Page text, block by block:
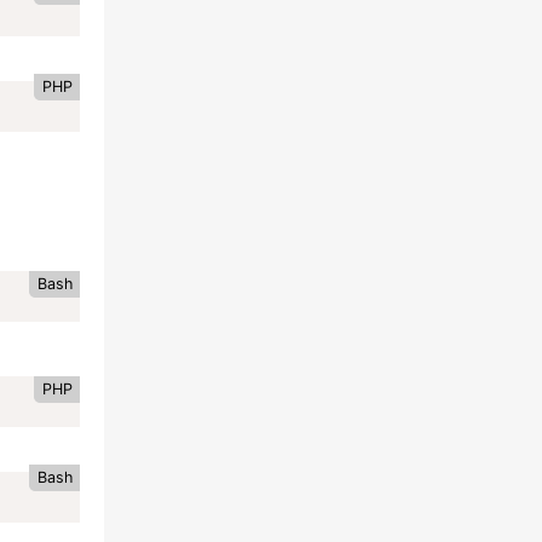
PHP
Bash
PHP
Bash